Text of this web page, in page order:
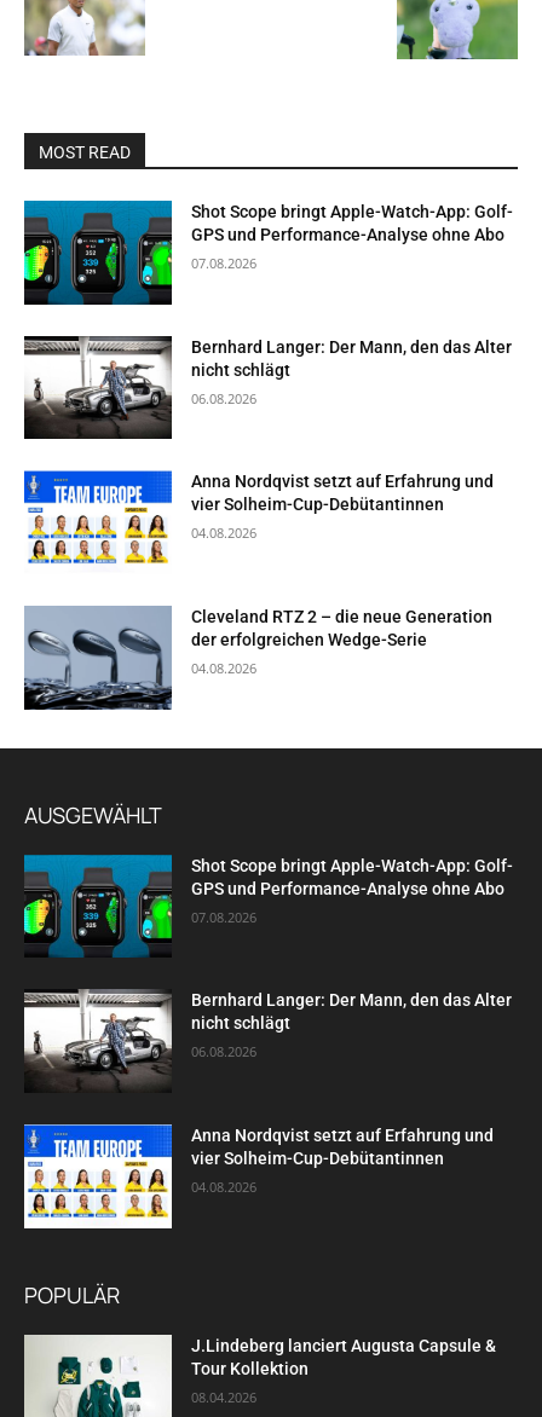
MOST READ
Shot Scope bringt Apple-Watch-App: Golf-
GPS und Performance-Analyse ohne Abo
07.08.2026
Bernhard Langer: Der Mann, den das Alter
nicht schlägt
06.08.2026
Anna Nordqvist setzt auf Erfahrung und
vier Solheim-Cup-Debütantinnen
04.08.2026
Cleveland RTZ 2 – die neue Generation
der erfolgreichen Wedge-Serie
04.08.2026
AUSGEWÄHLT
Shot Scope bringt Apple-Watch-App: Golf-
GPS und Performance-Analyse ohne Abo
07.08.2026
Bernhard Langer: Der Mann, den das Alter
nicht schlägt
06.08.2026
Anna Nordqvist setzt auf Erfahrung und
vier Solheim-Cup-Debütantinnen
04.08.2026
POPULÄR
J.Lindeberg lanciert Augusta Capsule &
Tour Kollektion
08.04.2026